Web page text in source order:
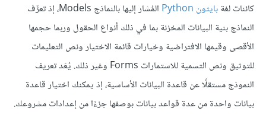
كائنات لغةبايثون Python
المُشار إليها بالنماذج Models، إذ تعرِّف
النماذج بنية البيانات المخزنة بما في ذلك أنواع الحقول وربما حجمها
الأقصى وقيمها الافتراضية وخيارات قائمة الاختيار ونص التعليمات
للتوثيق ونص التسمية للاستمارات Forms وغير ذلك. يُعَد تعريف
النموذج مستقلًا عن قاعدة البيانات الأساسية، إذ يمكنك اختيار قاعدة
بيانات واحدة من عدة قواعد بيانات بوصفها جزءًا من إعدادات مشروعك.